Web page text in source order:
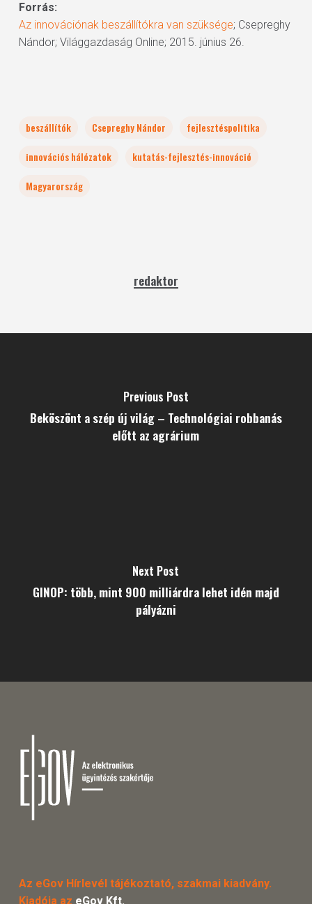
Forrás:
Az innovációnak beszállítókra van szüksége; Csepreghy
Nándor; Világgazdaság Online; 2015. június 26.
beszállítók Csepreghy Nándor
fejlesztéspolitika
innovációs hálózatok
kutatás-fejlesztés-innováció
Magyarország
redaktor
Previous Post
Beköszönt a szép új világ – Technológiai robbanás
előtt az agrárium
Next Post
GINOP: több, mint 900 milliárdra lehet idén majd
pályázni
Az eGov Hírlevél tájékoztató, szakmai kiadvány.
Kiadója az eGov Kft.